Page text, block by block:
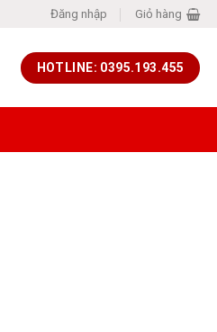
Đăng nhập Giỏ hàng
HOTLINE: 0395.193.455